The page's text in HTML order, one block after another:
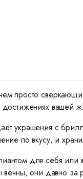
просто
вашей
украшения с
по вкусу, и
для себя
они давно